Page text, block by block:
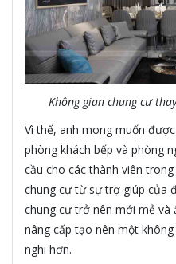
Không gian chung cư
Vì thế, anh mong muốn
phòng khách bếp và phòng
cầu cho các thành viên
chung cư từ sự trợ giúp của
chung cư trở nên mới mẻ
nâng cấp tạo nên một
nghi hơn.